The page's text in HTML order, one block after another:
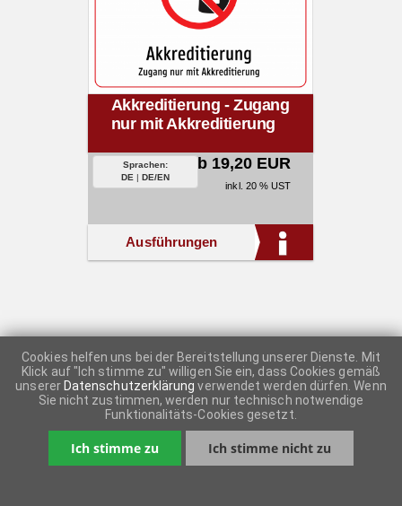
Cookies helfen uns bei der Bereitstellung unserer Dienste. Mit
Klick auf "Ich stimme zu" willigen Sie ein, dass Cookies gemäß
unserer Datenschutzerklärung verwendet werden dürfen. Wenn
Sie nicht zustimmen, werden nur technisch notwendige
Funktionalitäts-Cookies gesetzt.
Ich stimme zu Ich stimme nicht zu
Akkreditierung - Zugang
nur mit Akkreditierung
Sprachen:
DE | DE/EN
ab 19,20 EUR
inkl. 20 % UST
Ausführungen